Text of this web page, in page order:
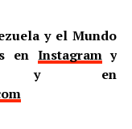
y el Mundo
en Instagramy
en